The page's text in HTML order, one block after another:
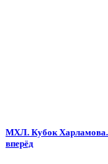
МХЛ. Кубок Харламова.
вперёд